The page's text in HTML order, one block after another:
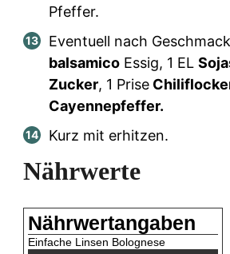
Pfeffer.
Eventuell nach
balsamico Essig, 1 EL
Zucker, 1 Prise
Cayennepfeffer.
Kurz mit erhitzen.
Nährwerte
Nährwertangaben
Einfache Linsen Bolognese